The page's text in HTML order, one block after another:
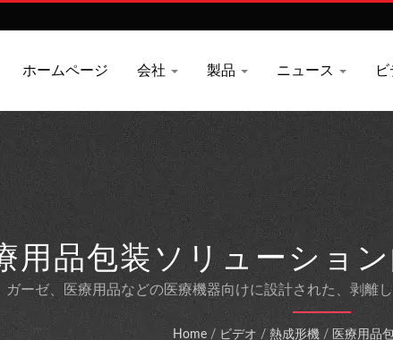
ホームページ 会社 製品 ニュース
用品包装ソリューショ
ガーゼ、医療用品などの医療機器向けに設計された、剥離
Home / ビデオ / 熱成形機 / 医療用品